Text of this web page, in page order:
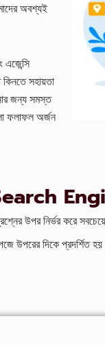
অবশ্যই
এজেন্সি
সহায়তা
জন্য সমস্ত
ফলাফল অর্জন
উপর নির্ভর করে
পেজে উপরের দিকে